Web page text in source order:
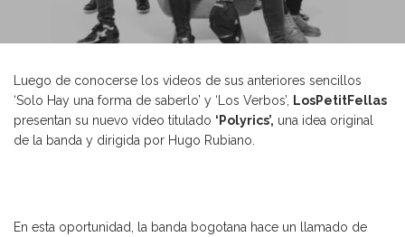
Luego de conocerse los videos de sus anteriores sencillos
‘Solo Hay una forma de saberlo’ y ‘Los Verbos’, LosPetitFellas
presentan su nuevo vídeo titulado ‘Polyrics’, una idea original
de la banda y dirigida por Hugo Rubiano.
En esta oportunidad, la banda bogotana hace un llamado de